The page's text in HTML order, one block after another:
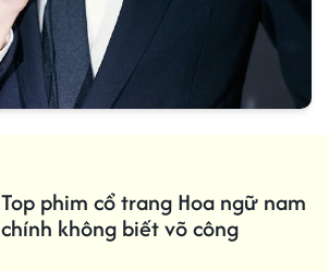
Top phim cổ trang Hoa ngữ nam
chính không biết võ công